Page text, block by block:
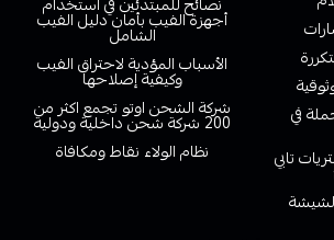
في
تابي
أجهزة الفيب بأمان دليل الفيب
الشامل
الأسباب المؤدية لاحتراق الفيب
وكيفية إصلاحها
شركة الشحن اوتو تجمع اكثر من
200 شركة شحن داخلية ودولية
نظام الولاء نقاط ومكافاة